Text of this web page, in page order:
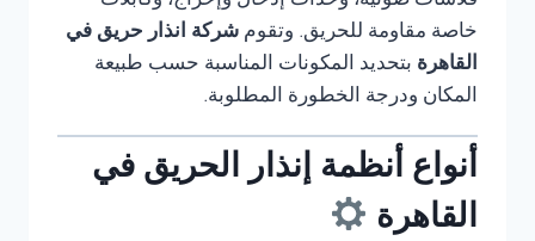
خاصة مقاومة للحريق. وتقوم شركة انذار حريق في
القاهرة بتحديد المكونات المناسبة حسب طبيعة
المكان ودرجة الخطورة المطلوبة.
أنواع أنظمة إنذار الحريق في
القاهرة